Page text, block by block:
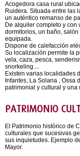
Acogedora casa rural
Ruidera. Situada entre las
un auténtico remanso de
De alquiler completo y
dormitorios, un baño,
equipada.
Dispone de calefacción
Su localización permite la
vela, caza, pesca,
snorkeling....
Existen varias localidades
Infantes, La Solana , Ossa
patrimonial y cultural y una
PATRIMONIO
El Patrimonio histórico de
culturales que sucesivas
sus inquietudes. Ejemplo
Mayor.